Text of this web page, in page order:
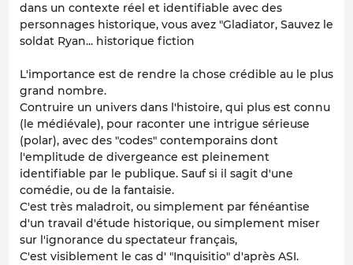
dans un contexte réel et identifiable avec des
personnages historique, vous avez "Gladiator, Sauvez le
soldat Ryan... historique fiction
L'importance est de rendre la chose crédible au le plus
grand nombre.
Contruire un univers dans l'histoire, qui plus est connu
(le médiévale), pour raconter une intrigue sérieuse
(polar), avec des "codes" contemporains dont
l'emplitude de divergeance est pleinement
identifiable par le publique. Sauf si il sagit d'une
comédie, ou de la fantaisie.
C'est très maladroit, ou simplement par fénéantise
d'un travail d'étude historique, ou simplement miser
sur l'ignorance du spectateur français,
C'est visiblement le cas d' "Inquisitio" d'après ASI.